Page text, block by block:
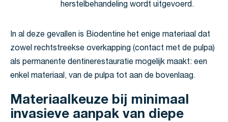
herstelbehandeling wordt uitgevoerd.
In al deze gevallen is Biodentine het enige materiaal dat
zowel rechtstreekse overkapping (contact met de pulpa)
als permanente dentinerestauratie mogelijk maakt: een
enkel materiaal, van de pulpa tot aan de bovenlaag.
Materiaalkeuze bij minimaal
invasieve aanpak van diepe